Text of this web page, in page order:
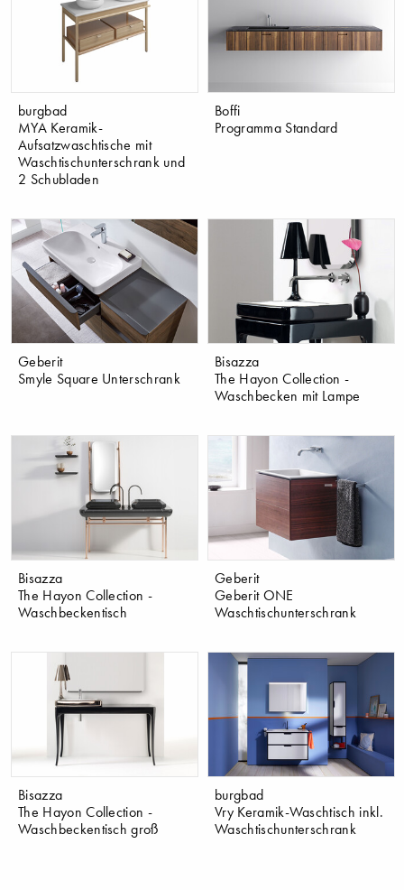
burgbad
MYA Keramik-
Aufsatzwaschtische mit
Waschtischunterschrank und
2 Schubladen
Boffi
Programma Standard
Geberit
Smyle Square Unterschrank
Bisazza
The Hayon Collection -
Waschbecken mit Lampe
Bisazza
The Hayon Collection -
Waschbeckentisch
Geberit
Geberit ONE
Waschtischunterschrank
Bisazza
The Hayon Collection -
Waschbeckentisch groß
burgbad
Vry Keramik-Waschtisch inkl.
Waschtischunterschrank